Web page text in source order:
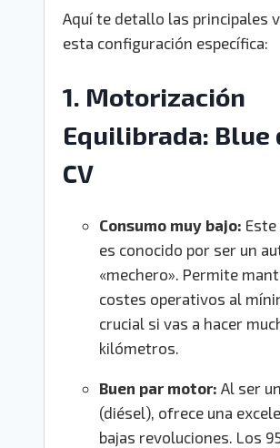
Aquí te detallo las principales
esta configuración específica:
1. Motorización
Equilibrada: Blue
CV
Consumo muy bajo:
es conocido por ser un
«mechero». Permite
costes operativos al
crucial si vas a hacer
kilómetros.
Buen par motor: Al ser
(diésel), ofrece una
bajas revoluciones. Los